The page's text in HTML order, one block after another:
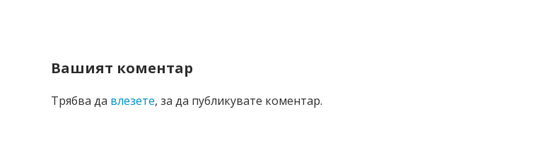
Вашият коментар
Трябва да влезете, за да публикувате коментар.